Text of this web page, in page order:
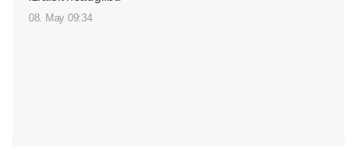
08. May 09:34